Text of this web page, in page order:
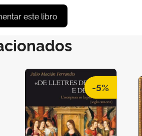
este libro
-5%